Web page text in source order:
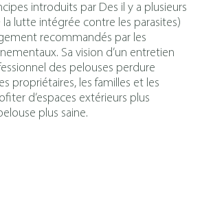
introduits par Des il y a plusieurs
lutte intégrée contre les parasites)
recommandés par les
Sa vision d’un entretien
des pelouses perdure
propriétaires, les familles et les
d’espaces extérieurs plus
plus saine.